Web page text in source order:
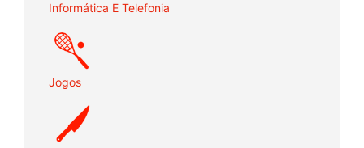
Informática E Telefonia
Jogos